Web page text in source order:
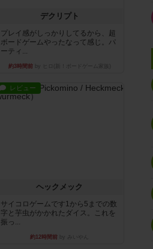
デクリプト
プレイ感がしっかりしてるから、超
ボードゲームやったなって感じ。パ
ーティ...
約3時間前by ヒロ(新！ボードゲーム家族)
レビュー
ヘックメック
サイコロゲームです1から5までの数
字と芋虫がかかれたダイス。これを
振っ...
約12時間前 by みいやん